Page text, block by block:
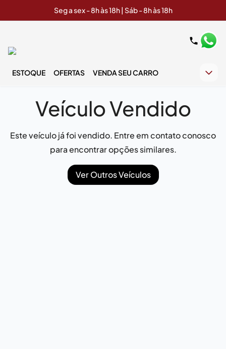
Seg a sex - 8h às 18h | Sáb - 8h às 18h
ESTOQUE OFERTAS VENDA SEU CARRO
Veículo Vendido
Este veículo já foi vendido. Entre em contato conosco
para encontrar opções similares.
Ver Outros Veículos